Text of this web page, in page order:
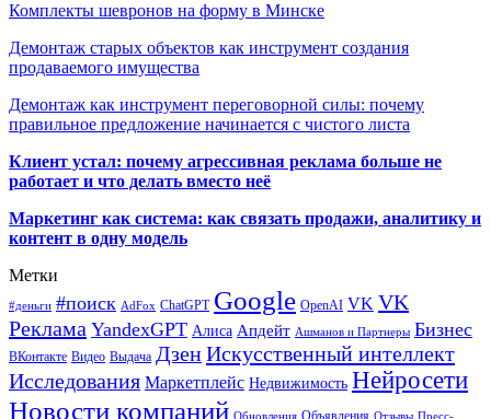
Комплекты шевронов на форму в Минске
Демонтаж старых объектов как инструмент создания
продаваемого имущества
Демонтаж как инструмент переговорной силы: почему
правильное предложение начинается с чистого листа
Клиент устал: почему агрессивная реклама больше не
работает и что делать вместо неё
Маркетинг как система: как связать продажи, аналитику и
контент в одну модель
Метки
#деньги #поиск AdFox ChatGPT Google OpenAI VK VK
Реклама YandexGPT Алиса Апдейт Ашманов и Партнеры Бизнес
ВКонтакте Видео Выдача ДзенИскусственный интеллект
Исследования Маркетплейс Недвижимость Нейросети
Новости компаний